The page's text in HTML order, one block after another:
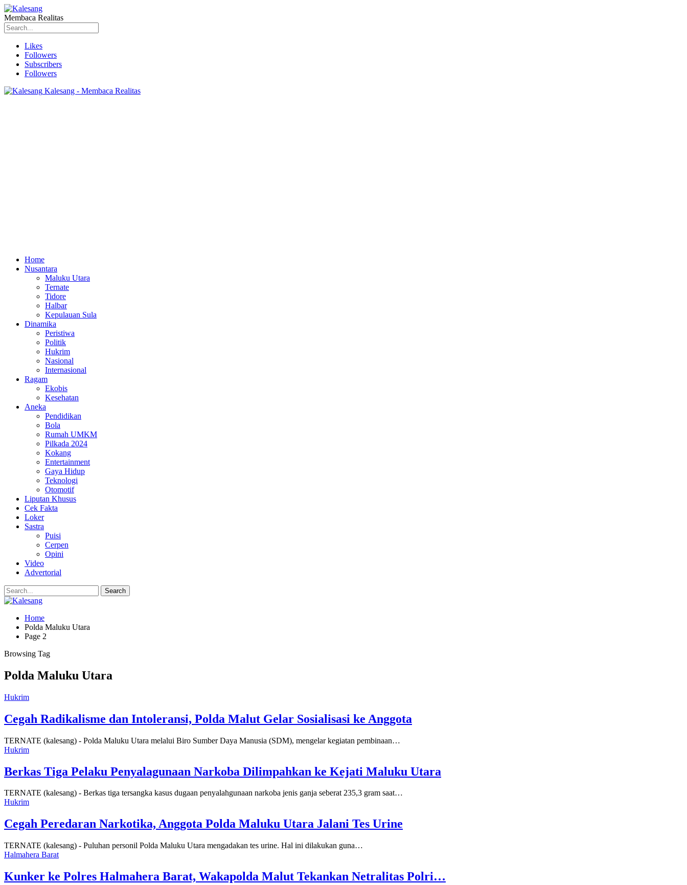
Membaca Realitas
Likes
Followers
Subscribers
Followers
Kalesang - Membaca Realitas
Home
Nusantara
Maluku Utara
Ternate
Tidore
Halbar
Kepulauan Sula
Dinamika
Peristiwa
Politik
Hukrim
Nasional
Internasional
Ragam
Ekobis
Kesehatan
Aneka
Pendidikan
Bola
Rumah UMKM
Pilkada 2024
Kokang
Entertainment
Gaya Hidup
Teknologi
Otomotif
Liputan Khusus
Cek Fakta
Loker
Sastra
Puisi
Cerpen
Opini
Video
Advertorial
Home
Polda Maluku Utara
Page 2
Browsing Tag
Polda Maluku Utara
Hukrim
Cegah Radikalisme dan Intoleransi, Polda Malut Gelar Sosialisasi ke Anggota
TERNATE (kalesang) - Polda Maluku Utara melalui Biro Sumber Daya Manusia (SDM), mengelar kegiatan pembinaan…
Hukrim
Berkas Tiga Pelaku Penyalagunaan Narkoba Dilimpahkan ke Kejati Maluku Utara
TERNATE (kalesang) - Berkas tiga tersangka kasus dugaan penyalahgunaan narkoba jenis ganja seberat 235,3 gram saat…
Hukrim
Cegah Peredaran Narkotika, Anggota Polda Maluku Utara Jalani Tes Urine
TERNATE (kalesang) - Puluhan personil Polda Maluku Utara mengadakan tes urine. Hal ini dilakukan guna…
Halmahera Barat
Kunker ke Polres Halmahera Barat, Wakapolda Malut Tekankan Netralitas Polri…